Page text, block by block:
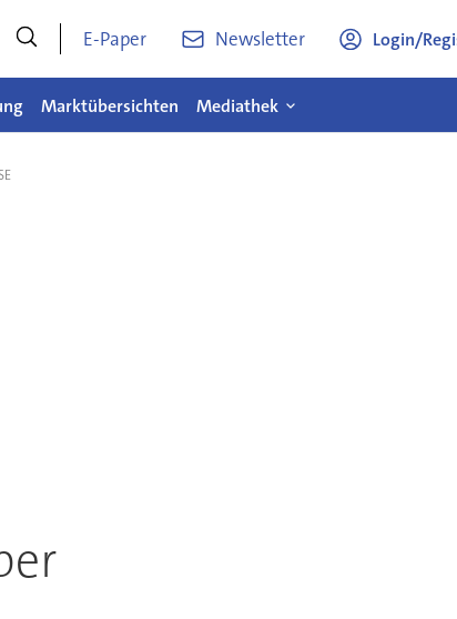
E-Paper Newsletter Login/
Marktübersichten Mediathek